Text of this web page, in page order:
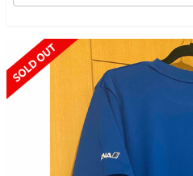
SOLD OUT